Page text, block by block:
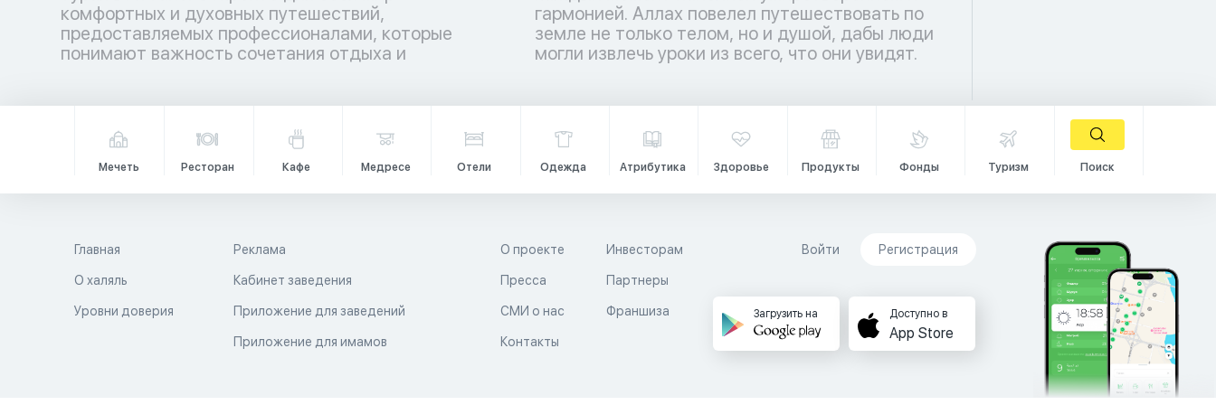
комфортных и духовных путешествий,
предоставляемых профессионалами, которые
понимают важность сочетания отдыха и
гармонией. Аллах повелел путешествовать по
земле не только телом, но и душой, дабы люди
могли извлечь уроки из всего, что они увидят.
Мечеть Ресторан Кафе Медресе Отели Одежда Атрибутика Здоровье Продукты Фонды Туризм Поиск
Главная
О халяль
Уровни доверия
Реклама
Кабинет заведения
Приложение для заведений
Приложение для имамов
О проекте
Пресса
СМИ о нас
Контакты
Инвесторам
Партнеры
Франшиза
Войти Регистрация
Загрузить на Доступно в
App Store